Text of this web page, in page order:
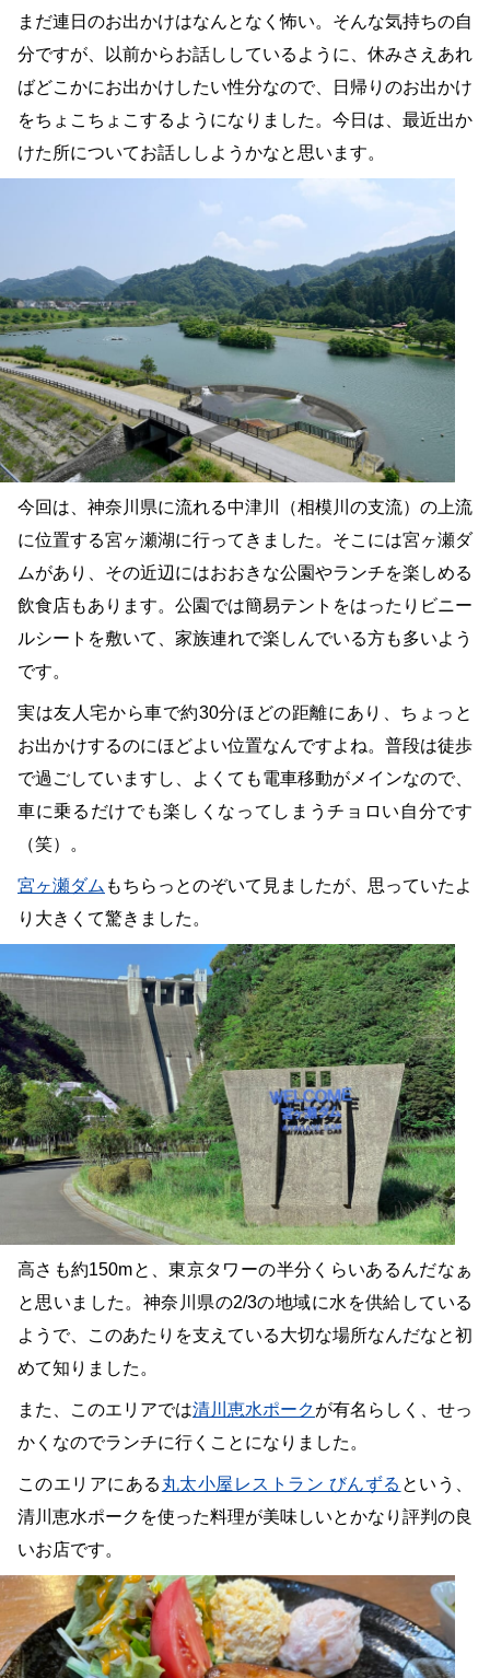
まだ連日のお出かけはなんとなく怖い。そんな気持ちの自
分ですが、以前からお話ししているように、休みさえあれ
ばどこかにお出かけしたい性分なので、日帰りのお出かけ
をちょこちょこするようになりました。今日は、最近出か
けた所についてお話ししようかなと思います。
今回は、神奈川県に流れる中津川（相模川の支流）の上流
に位置する宮ヶ瀬湖に行ってきました。そこには宮ヶ瀬ダ
ムがあり、その近辺にはおおきな公園やランチを楽しめる
飲食店もあります。公園では簡易テントをはったりビニー
ルシートを敷いて、家族連れで楽しんでいる方も多いよう
です。
実は友人宅から車で約30分ほどの距離にあり、ちょっと
お出かけするのにほどよい位置なんですよね。普段は徒歩
で過ごしていますし、よくても電車移動がメインなので、
車に乗るだけでも楽しくなってしまうチョロい自分です
（笑）。
宮ヶ瀬ダム もちらっとのぞいて見ましたが、思っていたよ
り大きくて驚きました。
高さも約150mと、東京タワーの半分くらいあるんだなぁ
と思いました。神奈川県の2/3の地域に水を供給している
ようで、このあたりを支えている大切な場所なんだなと初
めて知りました。
また、このエリアでは清川恵水ポークが有名らしく、せっ
かくなのでランチに行くことになりました。
このエリアにある 丸太小屋レストラン びんずる という、
清川恵水ポークを使った料理が美味しいとかなり評判の良
いお店です。